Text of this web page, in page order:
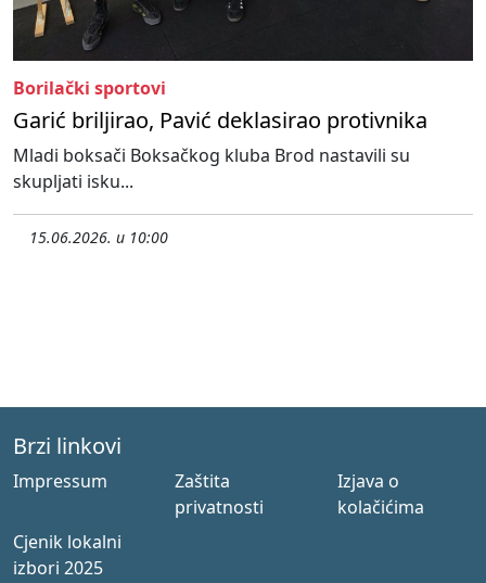
Borilački sportovi
Garić briljirao, Pavić deklasirao protivnika
Mladi boksači Boksačkog kluba Brod nastavili su
skupljati isku...
15.06.2026. u 10:00
Brzi linkovi
Impressum
Zaštita
privatnosti
Izjava o
kolačićima
Cjenik lokalni
izbori 2025